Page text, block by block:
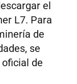
el
L7. Para
de
se
de